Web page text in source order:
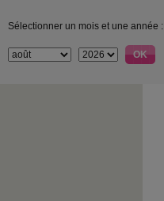
Sélectionner un mois et une année :